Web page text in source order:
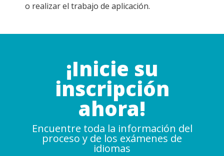
o realizar el trabajo de aplicación.
¡Inicie su
inscripción
ahora!
Encuentre toda la información del
proceso y de los exámenes de
idiomas